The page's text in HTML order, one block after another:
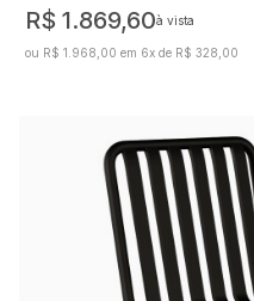
R$ 1.869,60à vista
ou R$ 1.968,00 em 6x de R$ 328,00